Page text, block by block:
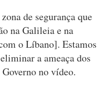
de segurança que
na Galileia e na
o Líbano]. Estamos
a ameaça dos
no vídeo.